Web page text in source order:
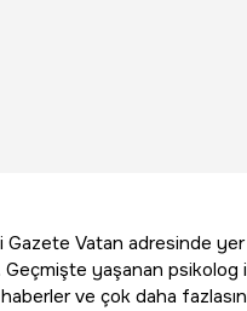
Gazete Vatan adresinde
yaşanan psikolog
ve çok daha